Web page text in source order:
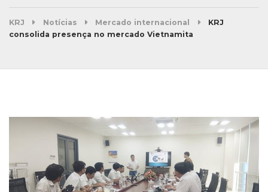
KRJ Notícias Mercado internacional
KRJ
consolida presença no mercado Vietnamita